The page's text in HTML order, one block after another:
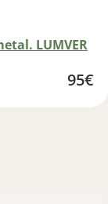
LUMVER
95€